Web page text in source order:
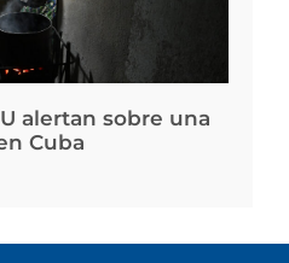
alertan sobre una
Cuba